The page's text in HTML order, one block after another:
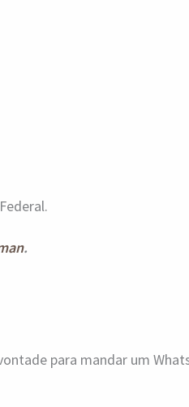
.
para mandar um